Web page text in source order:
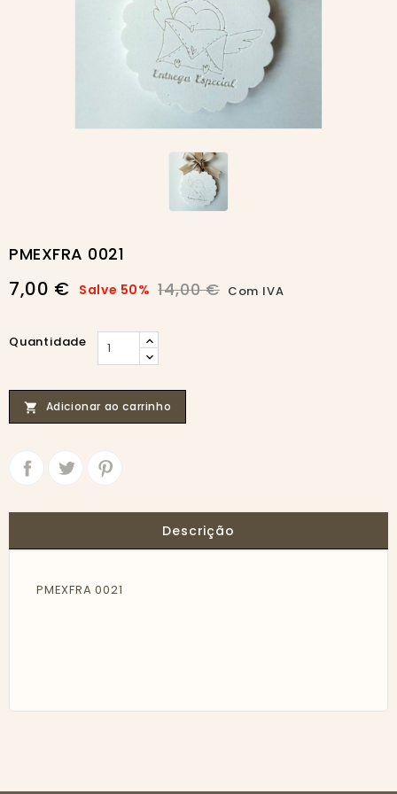
-50%
PMEXFRA 0021
7,00 € Salve 50% 14,00 € Com IVA
Quantidade
 Adicionar ao carrinho
Descrição
PMEXFRA 0021